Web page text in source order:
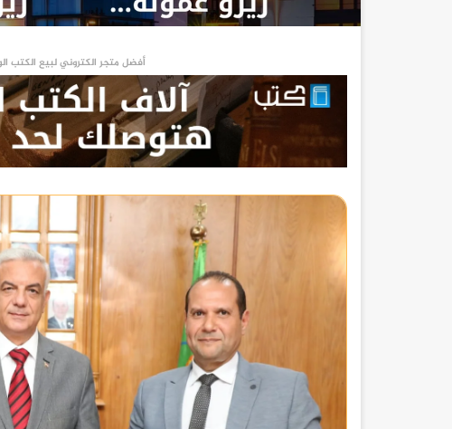
أفضل متجر الكتروني لبيع الكتب